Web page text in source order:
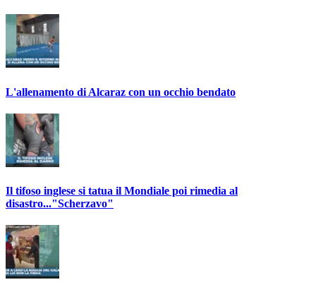
L'allenamento di Alcaraz con un occhio bendato
Il tifoso inglese si tatua il Mondiale poi rimedia al
disastro..."Scherzavo"